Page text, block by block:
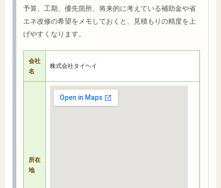
予算、工期、優先箇所、将来的に考えている補助金や省
エネ改修の希望をメモしておくと、見積もりの精度を上
げやすくなります。
会社
名
株式会社タイヘイ
所在
地